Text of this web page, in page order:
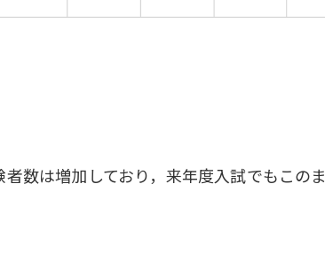
数は増加しており，来年度入試でもこの